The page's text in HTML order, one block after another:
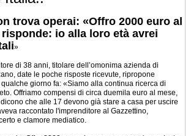
trova operai: «Offro 2000 euro al
io alla loro età avrei
»
di 38 anni, titolare dell’omonima azienda di
date le poche risposte ricevute, ripropone
giorno fa: «Siamo alla continua ricerca di
Offriamo compensi di circa duemila euro al mese,
che alle 17 devono già stare a casa per uscire
raccontato l'imprenditore al Gazzettino,
e clamore mediatico.